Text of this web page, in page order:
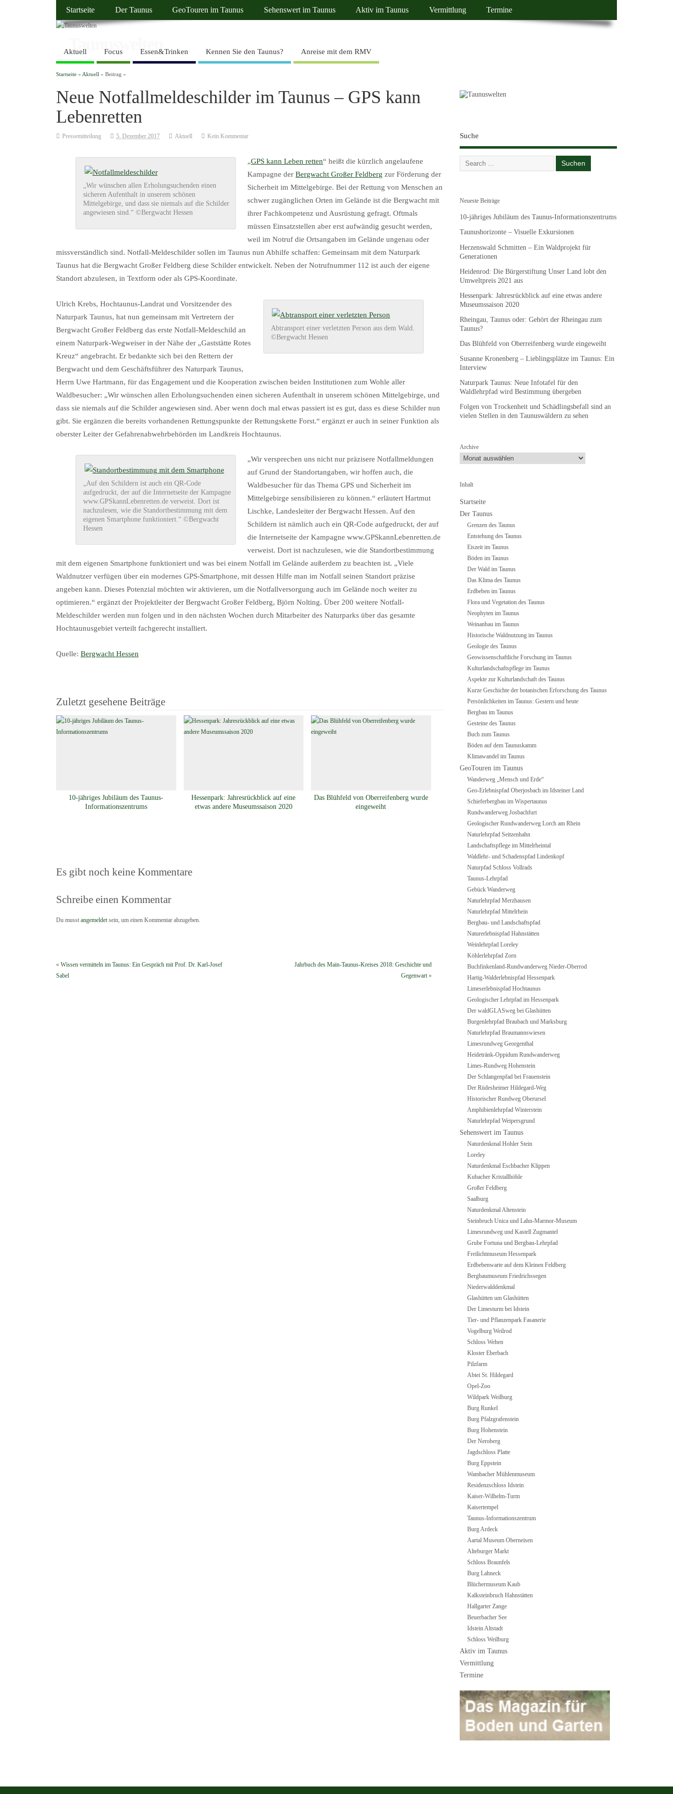
Startseite Der Taunus GeoTouren im Taunus Sehenswert im Taunus Aktiv im Taunus Vermittlung Termine
Taunuswelten
Geotourismus und Kulturlandschaft
Aktuell Focus Essen&Trinken Kennen Sie den Taunus? Anreise mit dem RMV
Startseite » Aktuell » Beitrag »
Neue Notfallmeldeschilder im Taunus – GPS kann
Lebenretten
Pressemitteilung 5. Dezember 2017 Aktuell Kein Kommentar
„Wir wünschen allen Erholungsuchenden einen
sicheren Aufenthalt in unserem schönen
Mittelgebirge, und dass sie niemals auf die Schilder
angewiesen sind.“ ©Bergwacht Hessen
„GPS kann Leben retten“ heißt die kürzlich angelaufene
Kampagne derBergwacht Großer Feldberg zur Förderung der
Sicherheit im Mittelgebirge. Bei der Rettung von Menschen an
schwer zugänglichen Orten im Gelände ist die Bergwacht mit
ihrer Fachkompetenz und Ausrüstung gefragt. Oftmals
müssen Einsatzstellen aber erst aufwändig gesucht werden,
weil im Notruf die Ortsangaben im Gelände ungenau oder
missverständlich sind. Notfall-Meldeschilder sollen im Taunus nun Abhilfe schaffen: Gemeinsam mit dem Naturpark
Taunus hat die Bergwacht Großer Feldberg diese Schilder entwickelt. Neben der Notrufnummer 112 ist auch der eigene
Standort abzulesen, in Textform oder als GPS-Koordinate.
Abtransport einer verletzten Person aus dem Wald.
©Bergwacht Hessen
Ulrich Krebs, Hochtaunus-Landrat und Vorsitzender des
Naturpark Taunus, hat nun gemeinsam mit Vertretern der
Bergwacht Großer Feldberg das erste Notfall-Meldeschild an
einem Naturpark-Wegweiser in der Nähe der „Gaststätte Rotes
Kreuz“ angebracht. Er bedankte sich bei den Rettern der
Bergwacht und dem Geschäftsführer des Naturpark Taunus,
Herrn Uwe Hartmann, für das Engagement und die Kooperation zwischen beiden Institutionen zum Wohle aller
Waldbesucher: „Wir wünschen allen Erholungsuchenden einen sicheren Aufenthalt in unserem schönen Mittelgebirge, und
dass sie niemals auf die Schilder angewiesen sind. Aber wenn doch mal etwas passiert ist es gut, dass es diese Schilder nun
gibt. Sie ergänzen die bereits vorhandenen Rettungspunkte der Rettungskette Forst.“ ergänzt er auch in seiner Funktion als
oberster Leiter der Gefahrenabwehrbehörden im Landkreis Hochtaunus.
„Auf den Schildern ist auch ein QR-Code
aufgedruckt, der auf die Internetseite der Kampagne
www.GPSkannLebenretten.de verweist. Dort ist
nachzulesen, wie die Standortbestimmung mit dem
eigenen Smartphone funktioniert.“ ©Bergwacht
Hessen
„Wir versprechen uns nicht nur präzisere Notfallmeldungen
auf Grund der Standortangaben, wir hoffen auch, die
Waldbesucher für das Thema GPS und Sicherheit im
Mittelgebirge sensibilisieren zu können.“ erläutert Hartmut
Lischke, Landesleiter der Bergwacht Hessen. Auf den
Schildern ist nämlich auch ein QR-Code aufgedruckt, der auf
die Internetseite der Kampagne www.GPSkannLebenretten.de
verweist. Dort ist nachzulesen, wie die Standortbestimmung
mit dem eigenen Smartphone funktioniert und was bei einem Notfall im Gelände außerdem zu beachten ist. „Viele
Waldnutzer verfügen über ein modernes GPS-Smartphone, mit dessen Hilfe man im Notfall seinen Standort präzise
angeben kann. Dieses Potenzial möchten wir aktivieren, um die Notfallversorgung auch im Gelände noch weiter zu
optimieren.“ ergänzt der Projektleiter der Bergwacht Großer Feldberg, Björn Nolting. Über 200 weitere Notfall-
Meldeschilder werden nun folgen und in den nächsten Wochen durch Mitarbeiter des Naturparks über das gesamte
Hochtaunusgebiet verteilt fachgerecht installiert.
Quelle: Bergwacht Hessen
Zuletzt gesehene Beiträge
10-jähriges Jubiläum des Taunus-
Informationszentrums
Hessenpark: Jahresrückblick auf eine
etwas andere Museumssaison 2020
Das Blühfeld von Oberreifenberg wurde
eingeweiht
Es gibt noch keine Kommentare
Schreibe einen Kommentar
Du musst angemeldetsein, um einen Kommentar abzugeben.
« Wissen vermitteln im Taunus: Ein Gespräch mit Prof. Dr. Karl-Josef
Sabel
Jahrbuch des Main-Taunus-Kreises 2018: Geschichte und
Gegenwart»
Suche
Neueste Beiträge
10-jähriges Jubiläum des Taunus-Informationszentrums
Taunushorizonte – Visuelle Exkursionen
Herzenswald Schmitten – Ein Waldprojekt für
Generationen
Heidenrod: Die Bürgerstiftung Unser Land lobt den
Umweltpreis 2021 aus
Hessenpark: Jahresrückblick auf eine etwas andere
Museumssaison 2020
Rheingau, Taunus oder: Gehört der Rheingau zum
Taunus?
Das Blühfeld von Oberreifenberg wurde eingeweiht
Susanne Kronenberg – Lieblingsplätze im Taunus: Ein
Interview
Naturpark Taunus: Neue Infotafel für den
Waldlehrpfad wird Bestimmung übergeben
Folgen von Trockenheit und Schädlingsbefall sind an
vielen Stellen in den Taunuswäldern zu sehen
Archive
Inhalt
Startseite
Der Taunus
Grenzen des Taunus
Entstehung des Taunus
Eiszeit im Taunus
Böden im Taunus
Der Wald im Taunus
Das Klima des Taunus
Erdbeben im Taunus
Flora und Vegetation des Taunus
Neophyten im Taunus
Weinanbau im Taunus
Historische Waldnutzung im Taunus
Geologie des Taunus
Geowissenschaftliche Forschung im Taunus
Kulturlandschaftspflege im Taunus
Aspekte zur Kulturlandschaft des Taunus
Kurze Geschichte der botanischen Erforschung des Taunus
Persönlichkeiten im Taunus: Gestern und heute
Bergbau im Taunus
Gesteine des Taunus
Buch zum Taunus
Böden auf dem Taunuskamm
Klimawandel im Taunus
GeoTouren im Taunus
Wanderweg „Mensch und Erde“
Geo-Erlebnispfad Oberjosbach im Idsteiner Land
Schieferbergbau im Wispertaunus
Rundwanderweg Josbachfurt
Geologischer Rundwanderweg Lorch am Rhein
Naturlehrpfad Seitzenhahn
Landschaftspflege im Mittelrheintal
Waldlehr- und Schadenspfad Lindenkopf
Naturpfad Schloss Vollrads
Taunus-Lehrpfad
Gebück Wanderweg
Naturlehrpfad Merzhausen
Naturlehrpfad Mittelrhein
Bergbau- und Landschaftspfad
Naturerlebnispfad Hahnstätten
Weinlehrpfad Loreley
Köhlerlehrpfad Zorn
Buchfinkenland-Rundwanderweg Nieder-Oberrod
Hartig-Walderlebnispfad Hessenpark
Limeserlebnispfad Hochtaunus
Geologischer Lehrpfad im Hessenpark
Der waldGLASweg bei Glashütten
Burgenlehrpfad Braubach und Marksburg
Naturlehrpfad Braumannswiesen
Limesrundweg Georgenthal
Heidetränk-Oppidum Rundwanderweg
Limes-Rundweg Hohenstein
Der Schlangenpfad bei Frauenstein
Der Rüdesheimer Hildegard-Weg
Historischer Rundweg Oberursel
Amphibienlehrpfad Winterstein
Naturlehrpfad Weipersgrund
Sehenswert im Taunus
Naturdenkmal Hohler Stein
Loreley
Naturdenkmal Eschbacher Klippen
Kubacher Kristallhöhle
Großer Feldberg
Saalburg
Naturdenkmal Altenstein
Steinbruch Unica und Lahn-Marmor-Museum
Limesrundweg und Kastell Zugmantel
Grube Fortuna und Bergbau-Lehrpfad
Freilichtmuseum Hessenpark
Erdbebenwarte auf dem Kleinen Feldberg
Bergbaumuseum Friedrichssegen
Niederwalddenkmal
Glashütten um Glashütten
Der Limesturm bei Idstein
Tier- und Pflanzenpark Fasanerie
Vogelburg Weilrod
Schloss Wehen
Kloster Eberbach
Pilzfarm
Abtei St. Hildegard
Opel-Zoo
Wildpark Weilburg
Burg Runkel
Burg Pfalzgrafenstein
Burg Hohenstein
Der Neroberg
Jagdschloss Platte
Burg Eppstein
Wambacher Mühlenmuseum
Residenzschloss Idstein
Kaiser-Wilhelm-Turm
Kaisertempel
Taunus-Informationszentrum
Burg Ardeck
Aartal Museum Oberneisen
Alteburger Markt
Schloss Braunfels
Burg Lahneck
Blüchermuseum Kaub
Kalksteinbruch Hahnstätten
Hallgarter Zange
Beuerbacher See
Idstein Altstadt
Schloss Weilburg
Aktiv im Taunus
Vermittlung
Termine